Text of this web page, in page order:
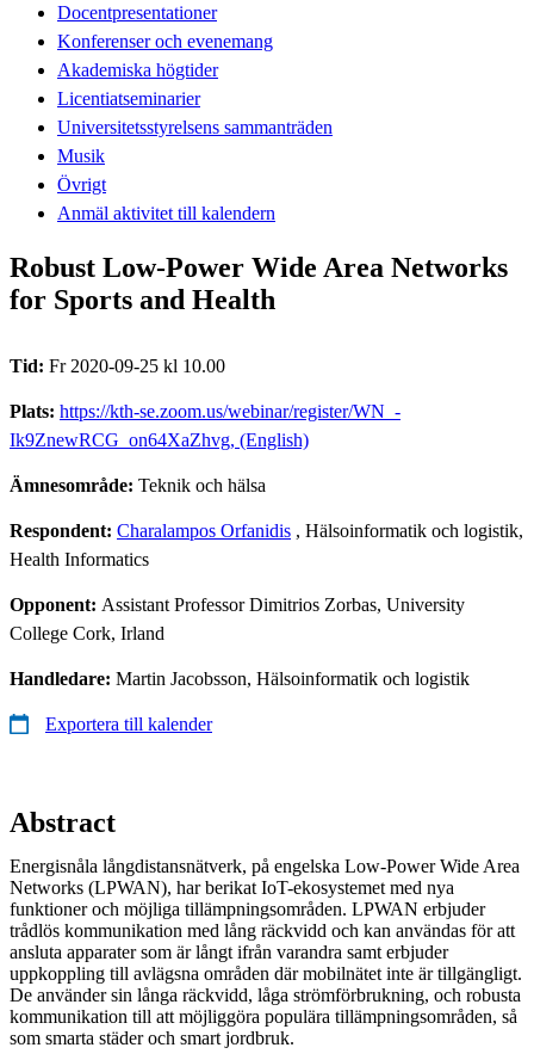
Docentpresentationer
Konferenser och evenemang
Akademiska högtider
Licentiatseminarier
Universitetsstyrelsens sammanträden
Musik
Övrigt
Anmäl aktivitet till kalendern
Robust Low-Power Wide Area Networks
for Sports and Health
Tid: Fr 2020-09-25 kl 10.00
Plats: https://kth-se.zoom.us/webinar/register/WN_-
Ik9ZnewRCG_on64XaZhvg, (English)
Ämnesområde: Teknik och hälsa
Respondent: Charalampos Orfanidis , Hälsoinformatik och logistik,
Health Informatics
Opponent: Assistant Professor Dimitrios Zorbas, University
College Cork, Irland
Handledare: Martin Jacobsson, Hälsoinformatik och logistik
Exportera till kalender
Abstract
Energisnåla långdistansnätverk, på engelska Low-Power Wide Area
Networks (LPWAN), har berikat IoT-ekosystemet med nya
funktioner och möjliga tillämpningsområden. LPWAN erbjuder
trådlös kommunikation med lång räckvidd och kan användas för att
ansluta apparater som är långt ifrån varandra samt erbjuder
uppkoppling till avlägsna områden där mobilnätet inte är tillgängligt.
De använder sin långa räckvidd, låga strömförbrukning, och robusta
kommunikation till att möjliggöra populära tillämpningsområden, så
som smarta städer och smart jordbruk.